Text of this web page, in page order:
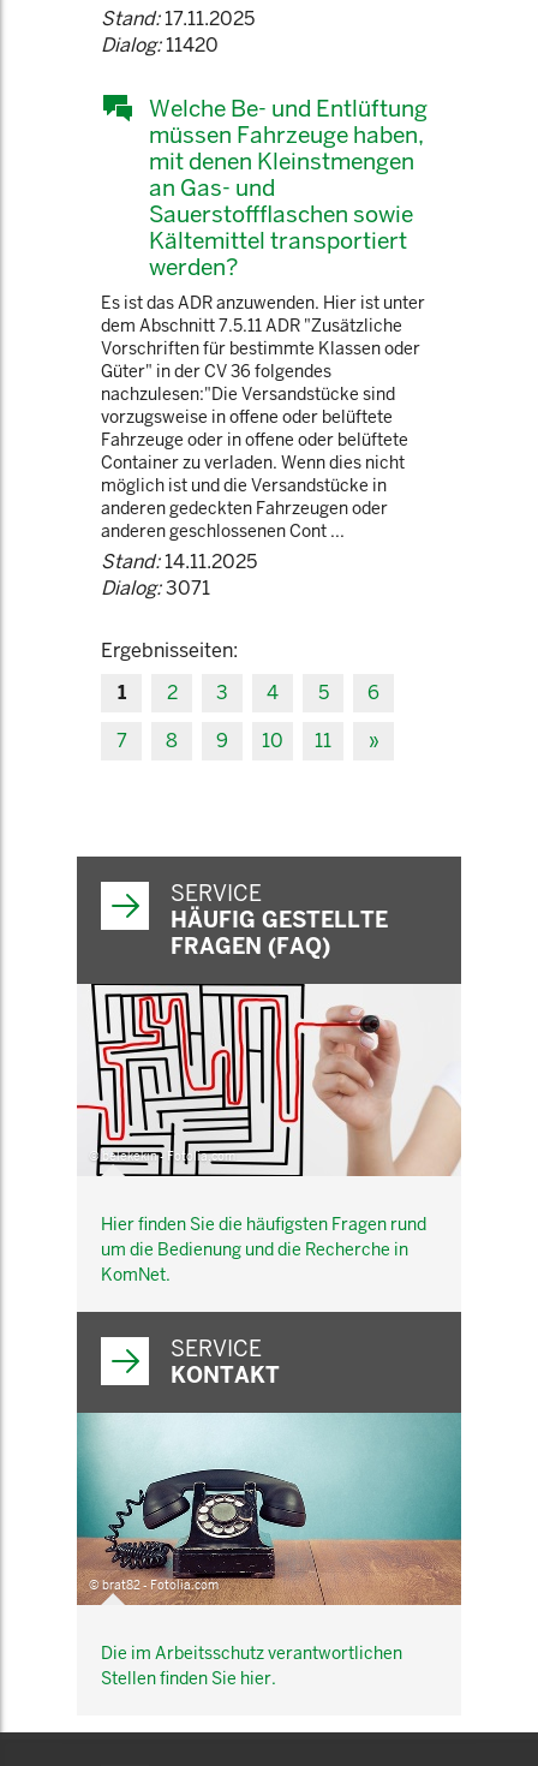
Stand:17.11.2025
Dialog:11420
Welche Be- und Entlüftung
müssen Fahrzeuge haben,
mit denen Kleinstmengen
an Gas- und
Sauerstoffflaschen sowie
Kältemittel transportiert
werden?
Es ist das ADR anzuwenden. Hier ist unter
dem Abschnitt 7.5.11 ADR "Zusätzliche
Vorschriften für bestimmte Klassen oder
Güter" in der CV 36 folgendes
nachzulesen:"Die Versandstücke sind
vorzugsweise in offene oder belüftete
Fahrzeuge oder in offene oder belüftete
Container zu verladen. Wenn dies nicht
möglich ist und die Versandstücke in
anderen gedeckten Fahrzeugen oder
anderen geschlossenen Cont ...
Stand:14.11.2025
Dialog:3071
Ergebnisseiten:
1
2 3 4 5
6
7
8 9 10 11 »
SERVICE
HÄUFIG GESTELLTE
FRAGEN (FAQ)
© belekekin - Fotolia.com
Hier finden Sie die häufigsten Fragen rund
um die Bedienung und die Recherche in
KomNet.
SERVICE
KONTAKT
© brat82 - Fotolia.com
Die im Arbeitsschutz verantwortlichen
Stellen finden Sie hier.